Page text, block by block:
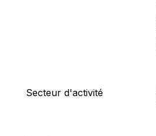
Secteur d'activité